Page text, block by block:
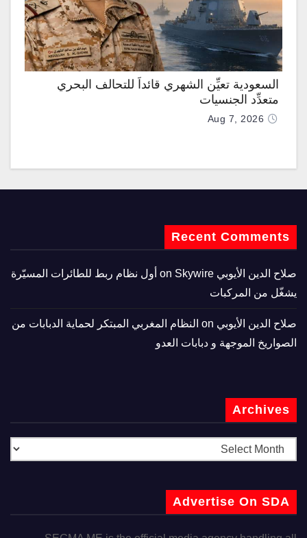
السعودية تعيِّن الشهري قائداً للتحالف البحري
متعدِّد الجنسيات
Aug 7, 2026
Recent Comments
صلاح الدين الأيوبي
Skywire أول نظام ربط للطائرات المسيّرة
يشغّل من المركبات
صلاح الدين الأيوبي
النظام المغربي المبتكر لحماية الدبابات من
الصواريخ الموجهة و دبابات العدو
Archives
Advertise On SDA